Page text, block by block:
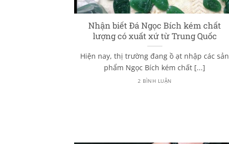
Nhận biết Đá Ngọc Bích kém chất
lượng có xuất xứ từ Trung Quốc
Hiện nay, thị trường đang ồ ạt nhập các sản
phẩm Ngọc Bích kém chất [...]
2 BÌNH LUẬN